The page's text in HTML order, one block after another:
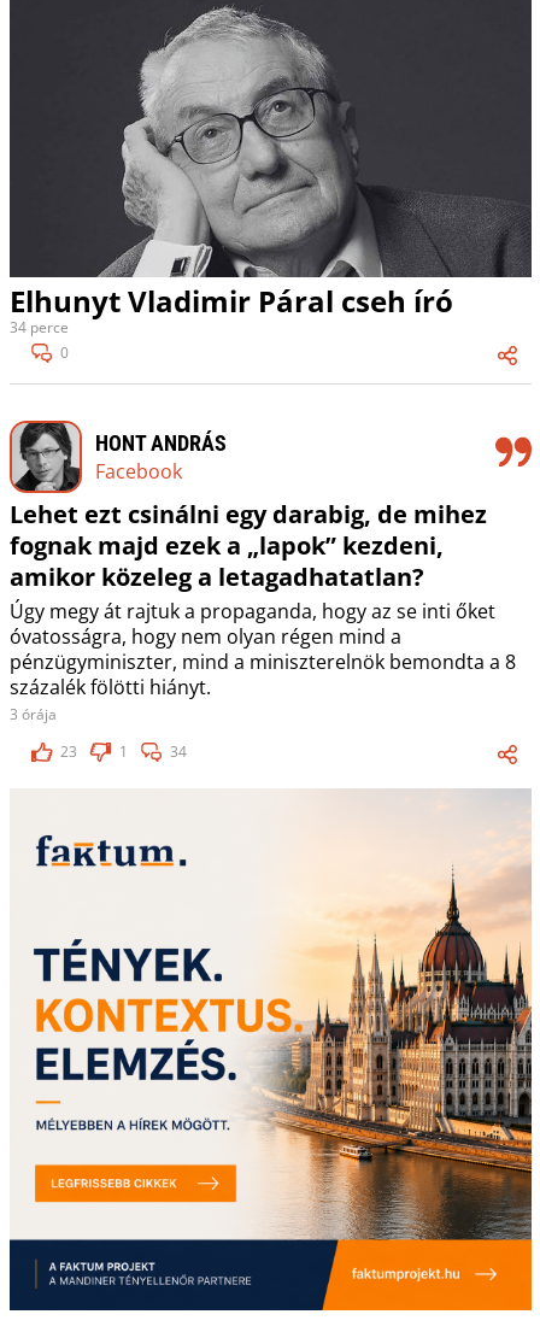
Elhunyt Vladimir Páral cseh író
34 perce
0
HONT ANDRÁS
Facebook
Lehet ezt csinálni egy darabig, de mihez
fognak majd ezek a „lapok” kezdeni,
amikor közeleg a letagadhatatlan?
Úgy megy át rajtuk a propaganda, hogy az se inti őket
óvatosságra, hogy nem olyan régen mind a
pénzügyminiszter, mind a miniszterelnök bemondta a 8
százalék fölötti hiányt.
3 órája
23
1 34